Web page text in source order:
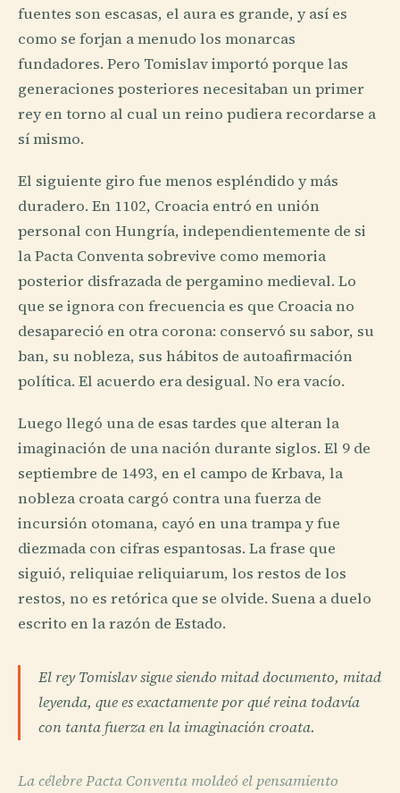
fuentes son escasas, el aura es grande, y así es
como se forjan a menudo los monarcas
fundadores. Pero Tomislav importó porque las
generaciones posteriores necesitaban un primer
rey en torno al cual un reino pudiera recordarse a
sí mismo.
El siguiente giro fue menos espléndido y más
duradero. En 1102, Croacia entró en unión
personal con Hungría, independientemente de si
la Pacta Conventa sobrevive como memoria
posterior disfrazada de pergamino medieval. Lo
que se ignora con frecuencia es que Croacia no
desapareció en otra corona: conservó su sabor, su
ban, su nobleza, sus hábitos de autoafirmación
política. El acuerdo era desigual. No era vacío.
Luego llegó una de esas tardes que alteran la
imaginación de una nación durante siglos. El 9 de
septiembre de 1493, en el campo de Krbava, la
nobleza croata cargó contra una fuerza de
incursión otomana, cayó en una trampa y fue
diezmada con cifras espantosas. La frase que
siguió, reliquiae reliquiarum, los restos de los
restos, no es retórica que se olvide. Suena a duelo
escrito en la razón de Estado.
El rey Tomislav sigue siendo mitad documento, mitad
leyenda, que es exactamente por qué reina todavía
con tanta fuerza en la imaginación croata.
La célebre Pacta Conventa moldeó el pensamiento